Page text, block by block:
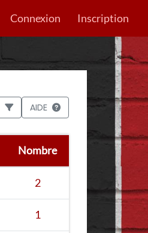
Connexion Inscription
AIDE
Nombre
2
1